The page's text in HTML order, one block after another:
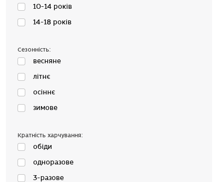
10-14 років
14-18 років
Сезонність:
весняне
літнє
осіннє
зимове
Кратність харчування:
обіди
одноразове
3-разове